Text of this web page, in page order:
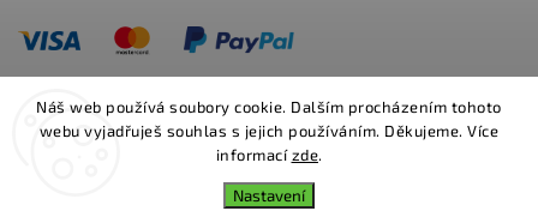
Náš web používá soubory cookie. Dalším procházením tohoto
webu vyjadřuješ souhlas s jejich používáním. Děkujeme. Více
informacízde.
Nastavení
Bosa. Všechna práva vyhrazena.
FacebookInstagram